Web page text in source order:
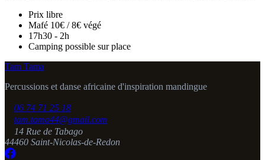
Prix libre
Mafé 10€ / 8€ végé
17h30 - 2h
Camping possible sur place
Tam Tama
Percussions et danse africaine d'inspiration mandingue
06 74 71 25 18
tam.tama44@gmail.com
14 Rue de Tabago
44460 Saint-Nicolas-de-Redon